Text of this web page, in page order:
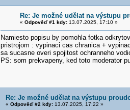
Re: Je možné udělat na výstupu
« Odpověď #1 kdy:13.07.2025, 17:10 »
Namiesto popisu by pomohla fotka
pristrojom : vypinaci cas chranica +
sa sucasne overi spojitost ochranneho
PS: som prekvapeny, ked toto moderator
Re: Je možné udělat na výstupu
« Odpověď #2 kdy:13.07.2025, 17:22 »